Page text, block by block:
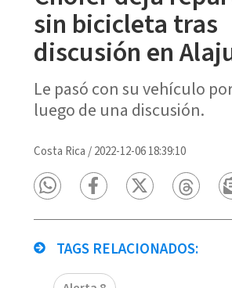
sin bicicleta tras
discusión en
Le pasó con su vehículo
luego de una discusión.
Costa Rica /2022-12-06 18:39:10
TAGS RELACIONADOS: